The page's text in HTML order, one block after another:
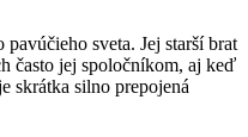
sveta. Jej starší brat
často jej spoločníkom, aj keď
skrátka silno prepojená